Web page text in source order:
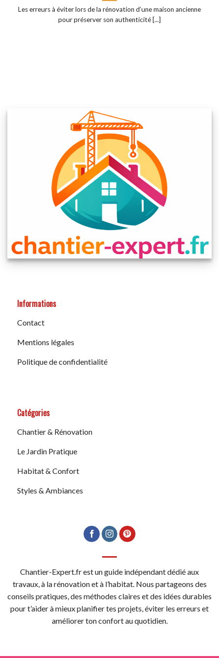
Les erreurs à éviter lors de la rénovation d’une maison ancienne
pour préserver son authenticité [...]
Informations
Contact
Mentions légales
Politique de confidentialité
Catégories
Chantier & Rénovation
Le Jardin Pratique
Habitat & Confort
Styles & Ambiances
Chantier-Expert.fr est un guide indépendant dédié aux
travaux, à la rénovation et à l’habitat. Nous partageons des
conseils pratiques, des méthodes claires et des idées durables
pour t’aider à mieux planifier tes projets, éviter les erreurs et
améliorer ton confort au quotidien.